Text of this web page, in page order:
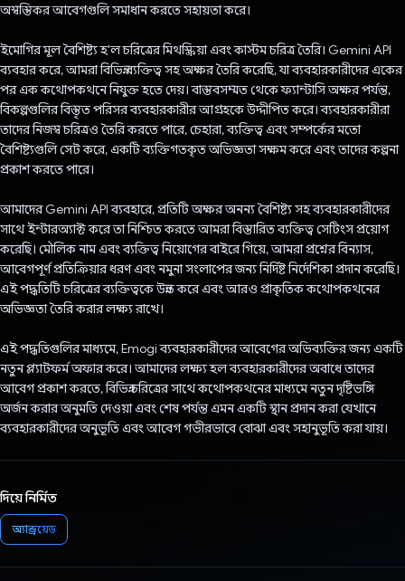
অস্বস্তিকর আবেগগুলি সমাধান করতে সহায়তা করে।
ইমোগির মূল বৈশিষ্ট্য হ'ল চরিত্রের মিথস্ক্রিয়া এবং কাস্টম চরিত্র তৈরি। Gemini API
ব্যবহার করে, আমরা বিভিন্ন ব্যক্তিত্ব সহ অক্ষর তৈরি করেছি, যা ব্যবহারকারীদের একের
পর এক কথোপকথনে নিযুক্ত হতে দেয়। বাস্তবসম্মত থেকে ফ্যান্টাসি অক্ষর পর্যন্ত,
বিকল্পগুলির বিস্তৃত পরিসর ব্যবহারকারীর আগ্রহকে উদ্দীপিত করে। ব্যবহারকারীরা
তাদের নিজস্ব চরিত্রও তৈরি করতে পারে, চেহারা, ব্যক্তিত্ব এবং সম্পর্কের মতো
বৈশিষ্ট্যগুলি সেট করে, একটি ব্যক্তিগতকৃত অভিজ্ঞতা সক্ষম করে এবং তাদের কল্পনা
প্রকাশ করতে পারে।
আমাদের Gemini API ব্যবহারে, প্রতিটি অক্ষর অনন্য বৈশিষ্ট্য সহ ব্যবহারকারীদের
সাথে ইন্টারঅ্যাক্ট করে তা নিশ্চিত করতে আমরা বিস্তারিত ব্যক্তিত্ব সেটিংস প্রয়োগ
করেছি। মৌলিক নাম এবং ব্যক্তিত্ব নিয়োগের বাইরে গিয়ে, আমরা প্রশ্নের বিন্যাস,
আবেগপূর্ণ প্রতিক্রিয়ার ধরণ এবং নমুনা সংলাপের জন্য নির্দিষ্ট নির্দেশিকা প্রদান করেছি।
এই পদ্ধতিটি চরিত্রের ব্যক্তিত্বকে উন্নত করে এবং আরও প্রাকৃতিক কথোপকথনের
অভিজ্ঞতা তৈরি করার লক্ষ্য রাখে।
এই পদ্ধতিগুলির মাধ্যমে, Emogi ব্যবহারকারীদের আবেগের অভিব্যক্তির জন্য একটি
নতুন প্ল্যাটফর্ম অফার করে। আমাদের লক্ষ্য হল ব্যবহারকারীদের অবাধে তাদের
আবেগ প্রকাশ করতে, বিভিন্ন চরিত্রের সাথে কথোপকথনের মাধ্যমে নতুন দৃষ্টিভঙ্গি
অর্জন করার অনুমতি দেওয়া এবং শেষ পর্যন্ত এমন একটি স্থান প্রদান করা যেখানে
ব্যবহারকারীদের অনুভূতি এবং আবেগ গভীরভাবে বোঝা এবং সহানুভূতি করা যায়।
দিয়ে নির্মিত
অ্যান্ড্রয়েড